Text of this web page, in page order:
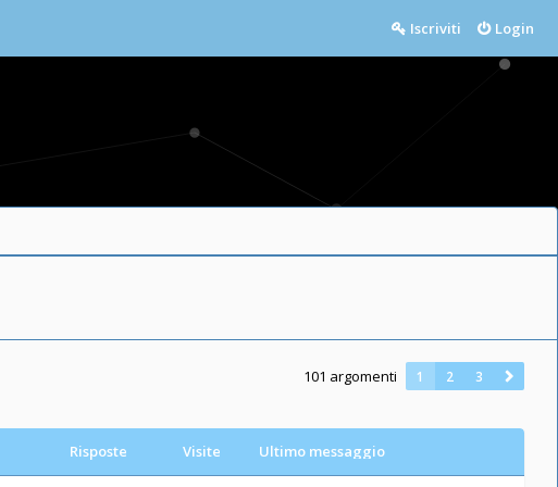
Login
Iscriviti
101 argomenti 1 2 3
Risposte Visite Ultimo messaggio